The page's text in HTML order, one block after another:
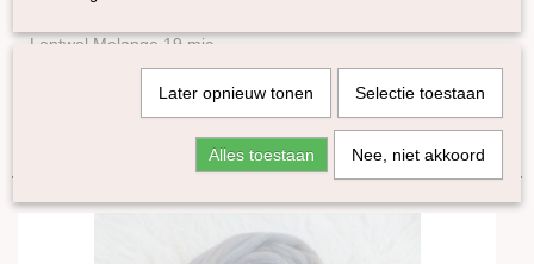
Lontwol Melange 19 mic
Lontwol 19 mic/zijde melange
Gekleurde Lontwol 27/23 mic
Lontwol Corriedale gekleurd
Lontwol Shetland gekleurd
Melange Blue Faced Leicester lontwol
Sorteer op:
Later opnieuw tonen Selectie toestaan
Alles toestaan Nee, niet akkoord